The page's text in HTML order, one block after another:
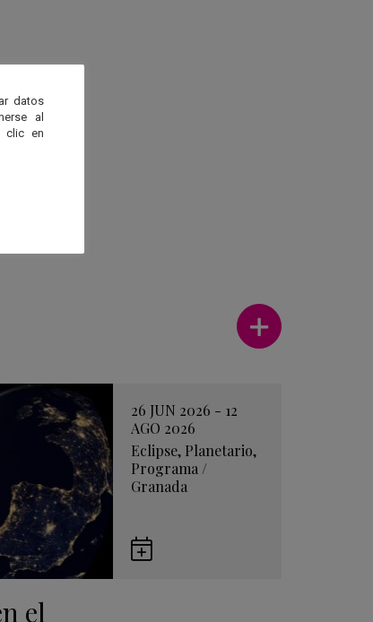
Ver más
26 JUN 2026 - 12
AGO 2026
Eclipse, Planetario,
Programa /
Granada
el
datos
al
clic en